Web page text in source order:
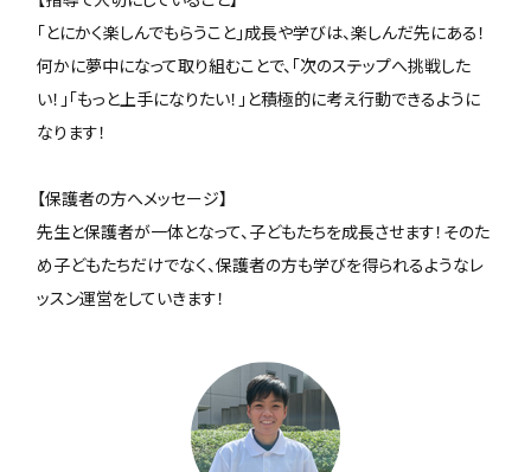
「とにかく楽しんでもらうこと」成長や学びは、楽しんだ先にある！
何かに夢中になって取り組むことで、「次のステップへ挑戦した
い！」「もっと上手になりたい！」と積極的に考え行動できるように
なります！
【保護者の方へメッセージ】
先生と保護者が一体となって、子どもたちを成長させます！そのた
め子どもたちだけでなく、保護者の方も学びを得られるようなレ
ッスン運営をしていきます！